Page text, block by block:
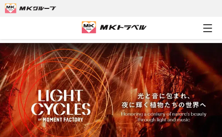
京都観光タクシーツアー 【募集終了】京都